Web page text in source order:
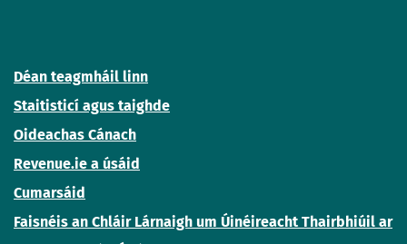
Déan teagmháil linn
Staitisticí agus taighde
Oideachas Cánach
Revenue.ie a úsáid
Cumarsáid
Faisnéis an Chláir Lárnaigh um Úinéireacht Thairbhiúil ar